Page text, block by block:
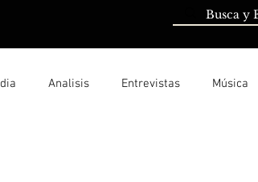
Analisis Entrevistas Música
Notic